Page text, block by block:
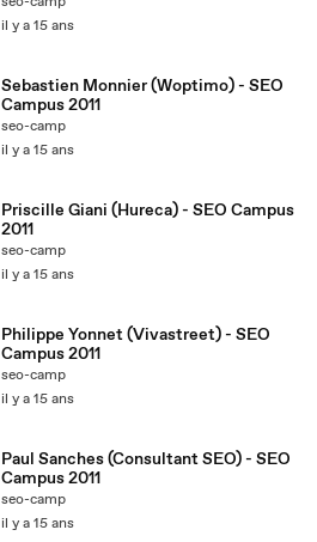
il y a 15 ans
Sebastien Monnier (Woptimo) - SEO
Campus 2011
seo-camp
il y a 15 ans
Priscille Giani (Hureca) - SEO Campus
2011
seo-camp
il y a 15 ans
Philippe Yonnet (Vivastreet) - SEO
Campus 2011
seo-camp
il y a 15 ans
Paul Sanches (Consultant SEO) - SEO
Campus 2011
seo-camp
il y a 15 ans